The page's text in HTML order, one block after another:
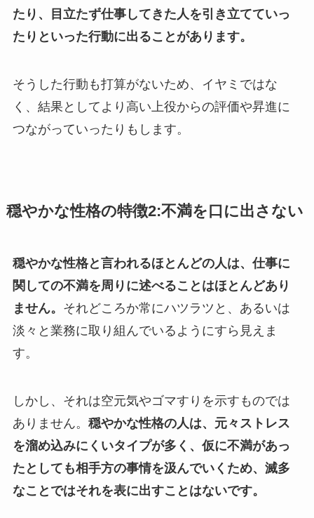
たり、目立たず仕事してきた人を引き立てていっ
たりといった行動に出ることがあります。
そうした行動も打算がないため、イヤミではな
く、結果としてより高い上役からの評価や昇進に
つながっていったりもします。
穏やかな性格の特徴2:不満を口に出さない
穏やかな性格と言われるほとんどの人は、仕事に
関しての不満を周りに述べることはほとんどあり
ません。 それどころか常にハツラツと、あるいは
淡々と業務に取り組んでいるようにすら見えま
す。
しかし、それは空元気やゴマすりを示すものでは
ありません。 穏やかな性格の人は、元々ストレス
を溜め込みにくいタイプが多く、仮に不満があっ
たとしても相手方の事情を汲んでいくため、滅多
なことではそれを表に出すことはないです。